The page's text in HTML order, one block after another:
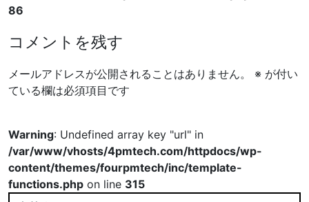
86
コメントを残す
メールアドレスが公開されることはありません。 ※ が付い
ている欄は必須項目です
Warning: Undefined array key "url" in
/var/www/vhosts/4pmtech.com/httpdocs/wp-
content/themes/fourpmtech/inc/template-
functions.php on line 315